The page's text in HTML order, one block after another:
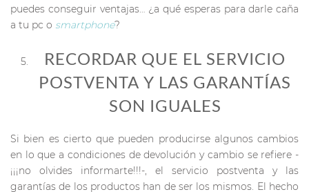
puedes conseguir ventajas… ¿a qué esperas para darle caña
a tu pc o smartphone?
RECORDAR QUE EL SERVICIO
POSTVENTA Y LAS GARANTÍAS
SON IGUALES
Si bien es cierto que pueden producirse algunos cambios
en lo que a condiciones de devolución y cambio se refiere -
¡¡¡no olvides informarte!!!-, el servicio postventa y las
garantías de los productos han de ser los mismos. El hecho